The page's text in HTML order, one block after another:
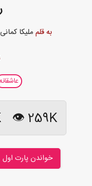
به قلم ملیکا کمانی
259K 👁
خواندن پارت اول